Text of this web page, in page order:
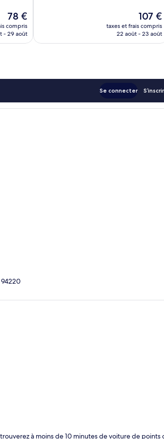
Le
nouveau
prix
78 €
compris
- 29 août
Le
nouveau
prix
107 €
taxes et frais compris
22 août - 23 août
Se connecter
à moins de 10 minutes de voiture de